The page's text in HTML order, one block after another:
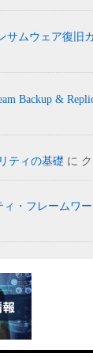
サムウェア復旧
Backup &
ティの基礎 に
・フレームワ